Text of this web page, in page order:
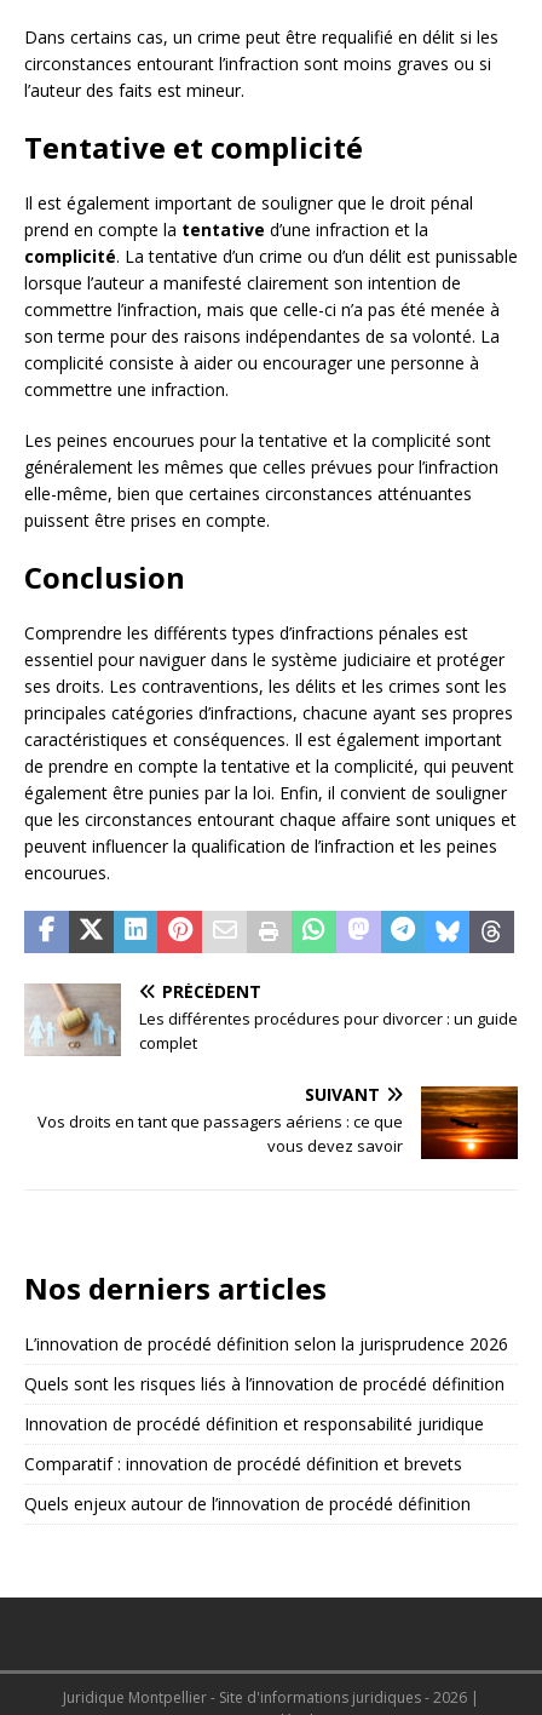
Dans certains cas, un crime peut être requalifié en délit si les
circonstances entourant l’infraction sont moins graves ou si
l’auteur des faits est mineur.
Tentative et complicité
Il est également important de souligner que le droit pénal
prend en compte la tentative d’une infraction et la
complicité. La tentative d’un crime ou d’un délit est punissable
lorsque l’auteur a manifesté clairement son intention de
commettre l’infraction, mais que celle-ci n’a pas été menée à
son terme pour des raisons indépendantes de sa volonté. La
complicité consiste à aider ou encourager une personne à
commettre une infraction.
Les peines encourues pour la tentative et la complicité sont
généralement les mêmes que celles prévues pour l’infraction
elle-même, bien que certaines circonstances atténuantes
puissent être prises en compte.
Conclusion
Comprendre les différents types d’infractions pénales est
essentiel pour naviguer dans le système judiciaire et protéger
ses droits. Les contraventions, les délits et les crimes sont les
principales catégories d’infractions, chacune ayant ses propres
caractéristiques et conséquences. Il est également important
de prendre en compte la tentative et la complicité, qui peuvent
également être punies par la loi. Enfin, il convient de souligner
que les circonstances entourant chaque affaire sont uniques et
peuvent influencer la qualification de l’infraction et les peines
encourues.
PRÉCÉDENT
Les différentes procédures pour divorcer : un guide
complet
SUIVANT
Vos droits en tant que passagers aériens : ce que
vous devez savoir
Nos derniers articles
L’innovation de procédé définition selon la jurisprudence 2026
Quels sont les risques liés à l’innovation de procédé définition
Innovation de procédé définition et responsabilité juridique
Comparatif : innovation de procédé définition et brevets
Quels enjeux autour de l’innovation de procédé définition
Juridique Montpellier - Site d'informations juridiques - 2026 |